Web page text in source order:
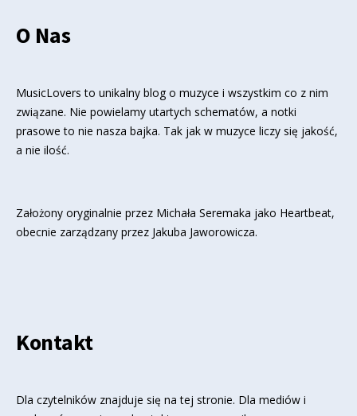
O Nas
MusicLovers to unikalny blog o muzyce i wszystkim co z nim
związane. Nie powielamy utartych schematów, a notki
prasowe to nie nasza bajka. Tak jak w muzyce liczy się jakość,
a nie ilość.
Założony oryginalnie przez Michała Seremaka jako Heartbeat,
obecnie zarządzany przez Jakuba Jaworowicza.
Kontakt
Dla czytelników znajduje się na tej stronie. Dla mediów i